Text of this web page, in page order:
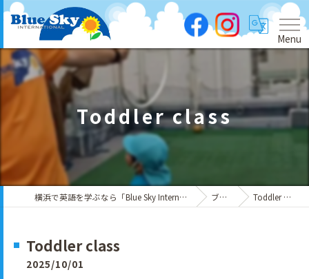
Menu
Toddler class
横浜で英語を学ぶなら「Blue Sky International」 ブログ Toddler class
Toddler class
2025/10/01